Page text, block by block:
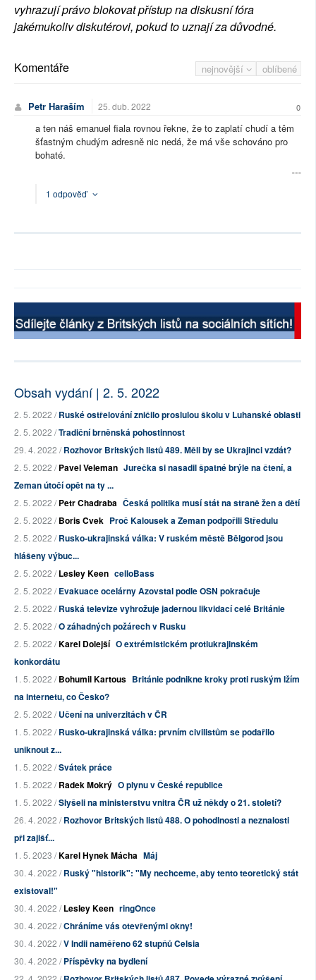
vyhrazují právo blokovat přístup na diskusní fóra
jakémukoliv diskutérovi, pokud to uznají za důvodné.
nejnovější oblíbené
Komentáře
Petr Haraším 25. dub. 2022 0
a ten náš emanuel fiala rovnou řekne, že to zaplatí chudí a těm
šťastným chudým adresně nic nedá, že má vše schováno pro
bohaté.
1 odpověď
Obsah vydání | 2. 5. 2022
2. 5. 2022 /Ruské ostřelování zničilo proslulou školu v Luhanské oblasti
2. 5. 2022 /Tradiční brněnská pohostinnost
29. 4. 2022 /Rozhovor Britských listů 489. Měli by se Ukrajinci vzdát?
2. 5. 2022 /Pavel Veleman Jurečka si nasadil špatné brýle na čtení, a
Zeman útočí opět na ty ...
2. 5. 2022 /Petr Chadraba Česká politika musí stát na straně žen a dětí
2. 5. 2022 /Boris Cvek Proč Kalousek a Zeman podpořili Středulu
2. 5. 2022 /Rusko-ukrajinská válka: V ruském městě Bělgorod jsou
hlášeny výbuc...
2. 5. 2022 /Lesley Keen celloBass
2. 5. 2022 /Evakuace ocelárny Azovstal podle OSN pokračuje
2. 5. 2022 /Ruská televize vyhrožuje jadernou likvidací celé Británie
2. 5. 2022 /O záhadných požárech v Rusku
2. 5. 2022 /Karel Dolejší O extrémistickém protiukrajinském
konkordátu
1. 5. 2022 /Bohumil Kartous Británie podnikne kroky proti ruským lžím
na internetu, co Česko?
2. 5. 2022 /Učení na univerzitách v ČR
1. 5. 2022 /Rusko-ukrajinská válka: prvním civilistům se podařilo
uniknout z...
1. 5. 2022 /Svátek práce
1. 5. 2022 /Radek Mokrý O plynu v České republice
1. 5. 2022 /Slyšeli na ministerstvu vnitra ČR už někdy o 21. století?
26. 4. 2022 /Rozhovor Britských listů 488. O pohodlnosti a neznalosti
při zajišť...
1. 5. 2023 /Karel Hynek Mácha Máj
30. 4. 2022 /Ruský "historik": "My nechceme, aby tento teoretický stát
existoval!"
30. 4. 2022 /Lesley Keen ringOnce
30. 4. 2022 /Chráníme vás otevřenými okny!
30. 4. 2022 /V Indii naměřeno 62 stupňů Celsia
30. 4. 2022 /Příspěvky na bydlení